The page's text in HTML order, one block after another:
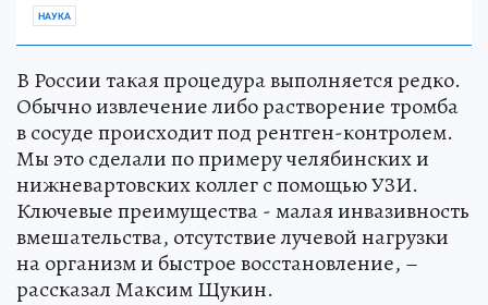
НАУКА
В России такая процедура выполняется редко.
Обычно извлечение либо растворение тромба
в сосуде происходит под рентген-контролем.
Мы это сделали по примеру челябинских и
нижневартовских коллег с помощью УЗИ.
Ключевые преимущества - малая инвазивность
вмешательства, отсутствие лучевой нагрузки
на организм и быстрое восстановление, –
рассказал Максим Щукин.